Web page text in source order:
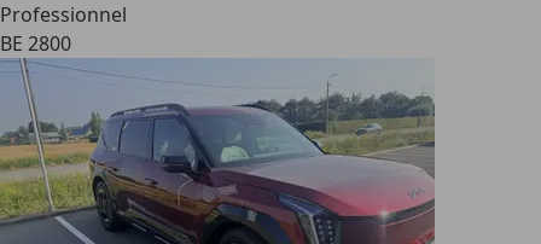
Professionnel
BE 2800